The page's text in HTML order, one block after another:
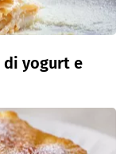
di yogurt e